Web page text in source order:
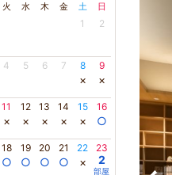
火 水 木 金 土 日
1 2
4 5 6 7 8
×
9
×
11
×
12
×
13
×
14
×
15
×
16
○
18
○
19
○
20
○
21
○
22
×
23
2
部屋